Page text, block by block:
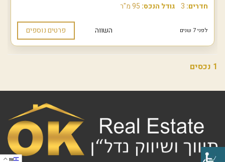
חדרים: 3 גודל הנכס: 95 מ"ר
לפני 7 שנים השווה פרטים נוספים
1 נכסים
IW